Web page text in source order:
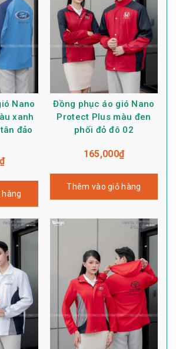
Nano
xanh
đảo
Đồng phục áo gió Nano
Protect Plus màu đen
phối đỏ đô 02
165,000₫
Thêm vào giỏ hàng